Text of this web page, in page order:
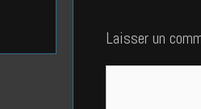
Laisser un